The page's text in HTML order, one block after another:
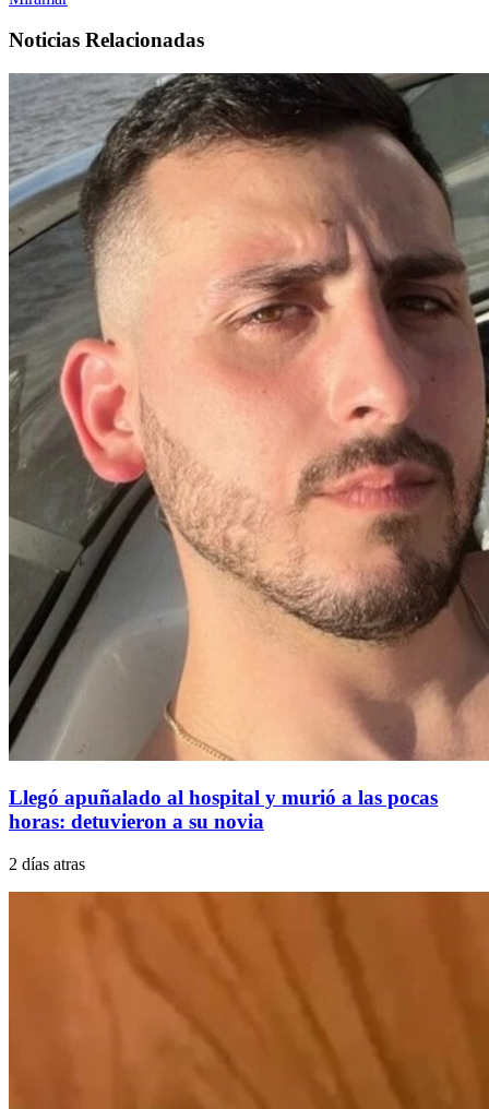
Noticias Relacionadas
Llegó apuñalado al hospital y murió a las pocas
horas: detuvieron a su novia
2 días atras